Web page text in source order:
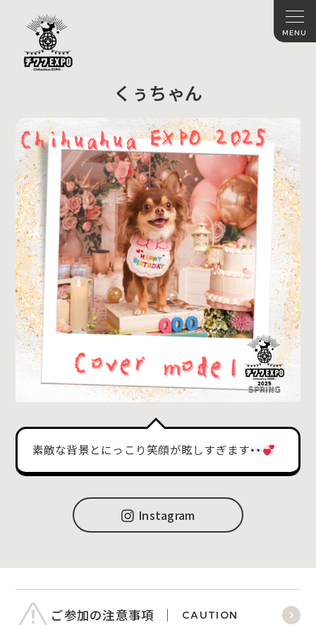
くぅちゃん
素敵な背景とにっこり笑顔が眩しすぎます
Instagram
ご参加の注意事項 CAUTION